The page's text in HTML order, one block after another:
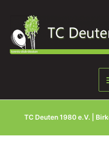
springen
TC Deuten 1980 e.V. |